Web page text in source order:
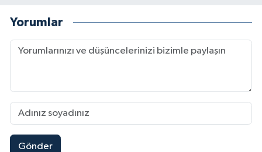
Yorumlar
Gönder